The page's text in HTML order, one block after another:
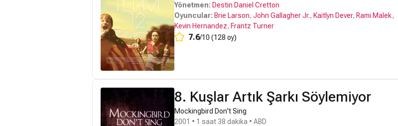
Yönetmen: Destin Daniel Cretton
Oyuncular: Brie Larson, John Gallagher Jr., Kaitlyn Dever, Rami Malek,
Kevin Hernandez, Frantz Turner
7.6/10 (128 oy)
8. Kuşlar Artık Şarkı Söylemiyor
Mockingbird Don't Sing
2001 • 1 saat 38 dakika • ABD